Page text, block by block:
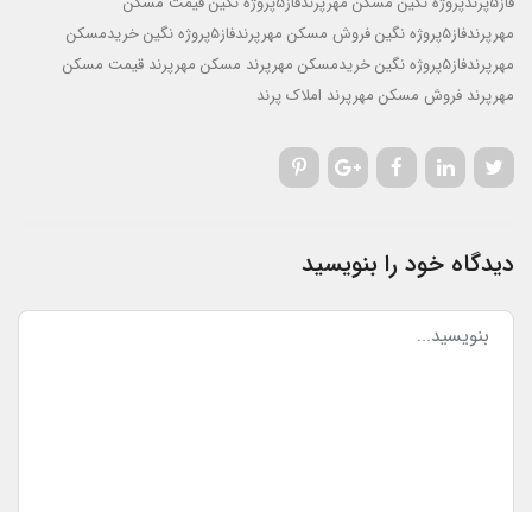
مهرپرندفاز5پروژه نگین
فروش مسکن مهرپرندفاز5پروژه نگین
خریدمسکن
مهرپرندفاز5پروژه نگین
خریدمسکن مهرپرند مسکن مهرپرند قیمت مسکن
مهرپرند فروش مسکن مهرپرند املاک پرند
دیدگاه خود را بنویسید